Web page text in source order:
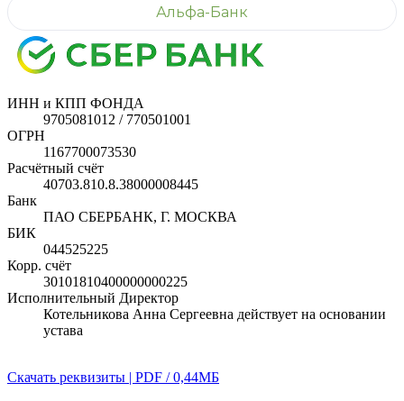
Альфа-Банк
ИНН и КПП ФОНДА
9705081012 / 770501001
ОГРН
1167700073530
Расчётный счёт
40703.810.8.38000008445
Банк
ПАО СБЕРБАНК, Г. МОСКВА
БИК
044525225
Корр. счёт
30101810400000000225
Исполнительный Директор
Котельникова Анна Сергеевна действует на основании
устава
Скачать реквизиты | PDF / 0,44МБ